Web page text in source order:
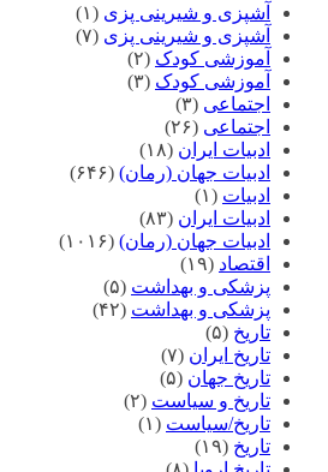
آشپزی و شیرینی پزی (۱)
آشپزی و شیرینی پزی (۷)
آموزشی کودک (۲)
آموزشی کودک (۳)
اجتماعی (۳)
اجتماعی (۲۶)
ادبیات ایران (۱۸)
ادبیات جهان (رمان) (۶۴۶)
ادبیات (۱)
ادبیات ایران (۸۳)
ادبیات جهان (رمان) (۱۰۱۶)
اقتصاد (۱۹)
پزشکی و بهداشت (۵)
پزشکی و بهداشت (۴۲)
تاریخ (۵)
تاریخ ایران (۷)
تاریخ جهان (۵)
تاریخ و سیاست (۲)
تاریخ/سیاست (۱)
تاریخ (۱۹)